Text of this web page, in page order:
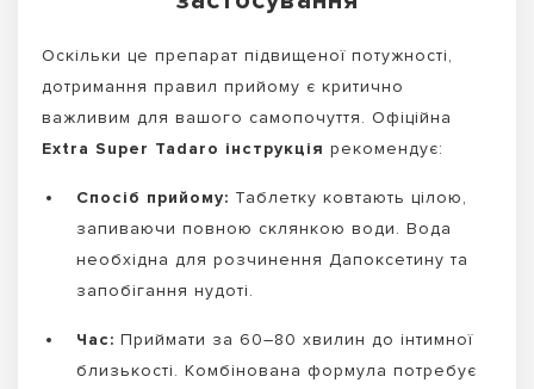
Оскільки це препарат підвищеної потужності,
дотримання правил прийому є критично
важливим для вашого самопочуття. Офіційна
Extra Super Tadaro інструкція рекомендує:
Спосіб прийому: Таблетку ковтають цілою,
запиваючи повною склянкою води. Вода
необхідна для розчинення Дапоксетину та
запобігання нудоті.
Час: Приймати за 60–80 хвилин до інтимної
близькості. Комбінована формула потребує